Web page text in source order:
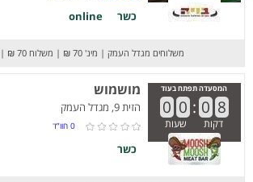
כשר online
משלוחים מגדל העמק | מינ' 70 ₪ | משלוח 70 ₪ |
המסעדה תפתח בעוד
0 0 : 0 8
דקות שעות
מושמוש
הזית 9, מגדל העמק
0 חוו”ד
כשר